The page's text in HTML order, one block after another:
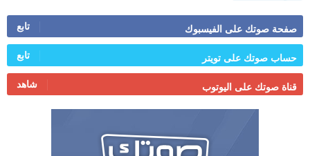
صفحة صوتك على الفيسبوك تابع
حساب صوتك على تويتر تابع
قناة صوتك على اليوتوب شاهد